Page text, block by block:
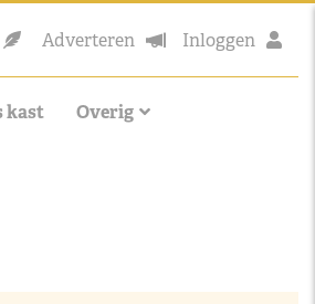
Adverteren Inloggen
kast Overig